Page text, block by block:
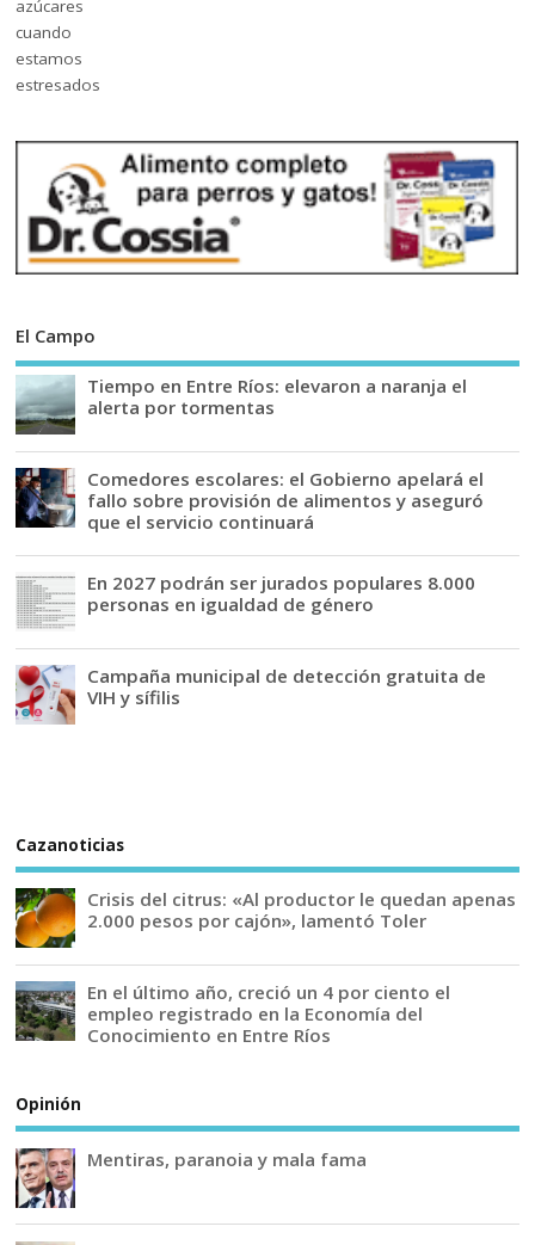
El Campo
Tiempo en Entre Ríos: elevaron a naranja el
alerta por tormentas
Comedores escolares: el Gobierno apelará el
fallo sobre provisión de alimentos y aseguró
que el servicio continuará
En 2027 podrán ser jurados populares 8.000
personas en igualdad de género
Campaña municipal de detección gratuita de
VIH y sífilis
Cazanoticias
Crisis del citrus: «Al productor le quedan apenas
2.000 pesos por cajón», lamentó Toler
En el último año, creció un 4 por ciento el
empleo registrado en la Economía del
Conocimiento en Entre Ríos
Opinión
Mentiras, paranoia y mala fama